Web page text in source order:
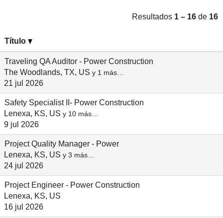
Resultados 1 – 16 de 16
Título
Traveling QA Auditor - Power Construction
The Woodlands, TX, US y 1 más…
21 jul 2026
Safety Specialist II- Power Construction
Lenexa, KS, US y 10 más…
9 jul 2026
Project Quality Manager - Power
Lenexa, KS, US y 3 más…
24 jul 2026
Project Engineer - Power Construction
Lenexa, KS, US
16 jul 2026